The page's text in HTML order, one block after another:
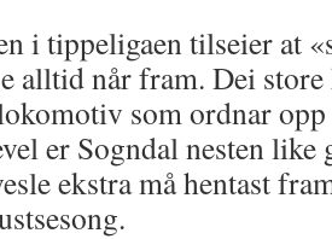
i tippeligaen tilseier at
alltid når fram. Dei
som ordnar
er Sogndal nesten like
ekstra må hentast